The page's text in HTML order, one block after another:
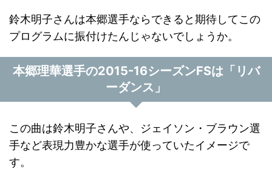
鈴木明子さんは本郷選手ならできると期待してこの
プログラムに振付けたんじゃないでしょうか。
本郷理華選手の2015-16シーズンFSは「リバ
ーダンス」
この曲は鈴木明子さんや、ジェイソン・ブラウン選
手など表現力豊かな選手が使っていたイメージで
す。